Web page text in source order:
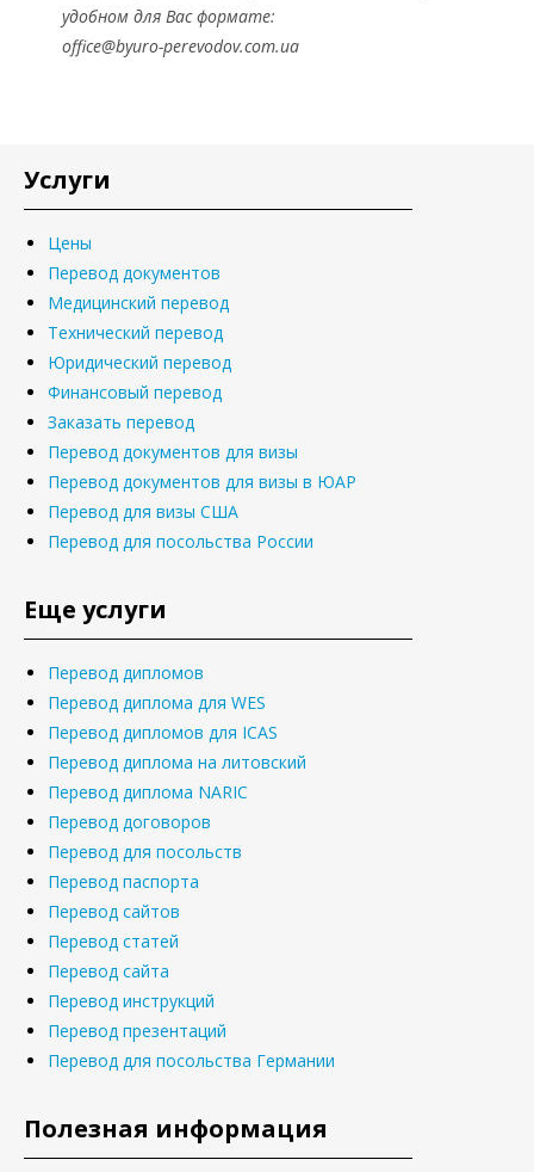
удобном для Вас формате:
office@byuro-perevodov.com.ua
Услуги
Цены
Перевод документов
Медицинский перевод
Технический перевод
Юридический перевод
Финансовый перевод
Заказать перевод
Перевод документов для визы
Перевод документов для визы в ЮАР
Перевод для визы США
Перевод для посольства России
Еще услуги
Перевод дипломов
Перевод диплома для WES
Перевод дипломов для ICAS
Перевод диплома на литовский
Перевод диплома NARIC
Перевод договоров
Перевод для посольств
Перевод паспорта
Перевод сайтов
Перевод статей
Перевод сайта
Перевод инструкций
Перевод презентаций
Перевод для посольства Германии
Полезная информация